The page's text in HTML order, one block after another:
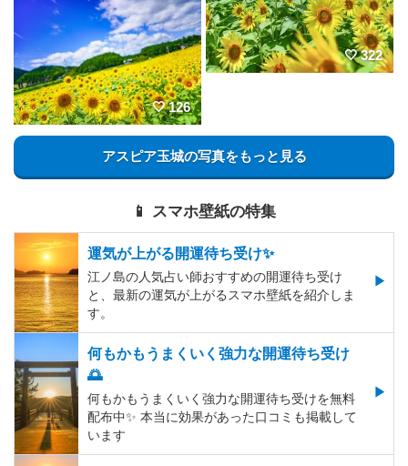
322
126
アスピア玉城の写真をもっと見る
📱 スマホ壁紙の特集
運気が上がる開運待ち受け✨
江ノ島の人気占い師おすすめの開運待ち受け
と、最新の運気が上がるスマホ壁紙を紹介しま
す。
何もかもうまくいく強力な開運待ち受け
🌅
何もかもうまくいく強力な開運待ち受けを無料
配布中✨️ 本当に効果があった口コミも掲載して
います